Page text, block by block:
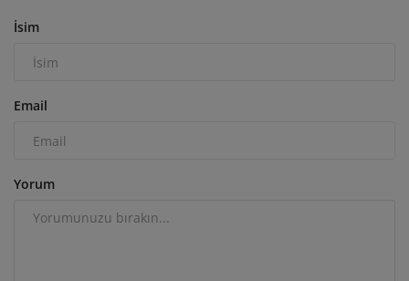
İsim
Email
Yorum